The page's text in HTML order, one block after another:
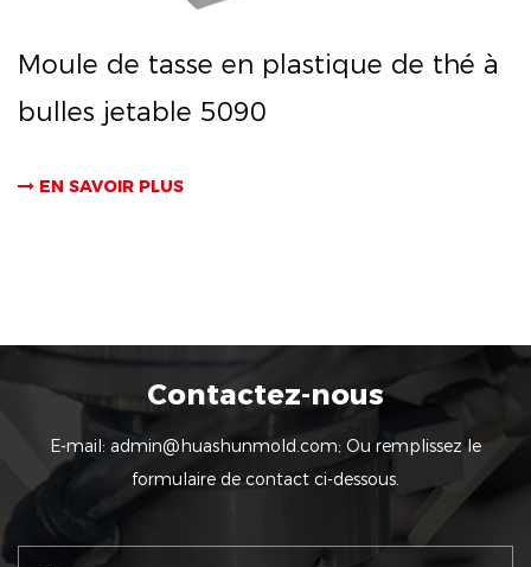
Moule de tasse en plastique de thé à
bulles jetable 5090
EN SAVOIR PLUS
Contactez-nous
E-mail: admin@huashunmold.com; Ou remplissez le
formulaire de contact ci-dessous.